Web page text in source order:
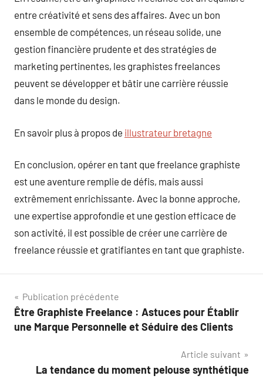
entre créativité et sens des affaires. Avec un bon
ensemble de compétences, un réseau solide, une
gestion financière prudente et des stratégies de
marketing pertinentes, les graphistes freelances
peuvent se développer et bâtir une carrière réussie
dans le monde du design.
En savoir plus à propos de illustrateur bretagne
En conclusion, opérer en tant que freelance graphiste
est une aventure remplie de défis, mais aussi
extrêmement enrichissante. Avec la bonne approche,
une expertise approfondie et une gestion efficace de
son activité, il est possible de créer une carrière de
freelance réussie et gratifiantes en tant que graphiste.
Navigation
de
Publication précédente
Être Graphiste Freelance : Astuces pour Établir
une Marque Personnelle et Séduire des Clients
Article suivant
La tendance du moment pelouse synthétique